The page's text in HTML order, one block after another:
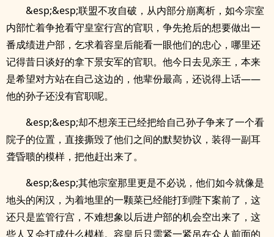
&esp;&esp;联盟不攻自破，从内部分崩离析，如今宗室
内部忙着争抢看守皇室行宫的官职，争先抢后的想要做出一
番成绩进户部，乞求着容皇后能看一眼他们的忠心，哪里还
记得昔日谈好的拿下景安军的官职。他今日去见亲王，本来
是希望对方站在自己这边的，他辈份最高，还说得上话——
他的孙子还没有官职呢。
&esp;&esp;却不想亲王已经把给自己孙子争来了一个看
院子的位置，直接撕毁了他们之间的默契协议，装得一副耳
聋昏聩的模样，把他赶出来了。
&esp;&esp;其他宗室那里更是不必说，他们如今就像是
地头的闲汉，为着地里的一颗菜已经能打到陛下案前了，这
还只是监管行宫，不难想象以后进户部的机会空出来了，这
些人又会打成什么模样。容皇后只需紧一紧吊在众人前面的